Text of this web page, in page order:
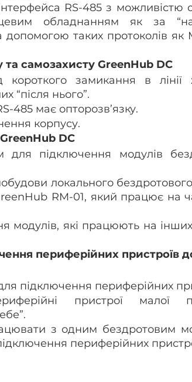
RS-485 з можливістю
обладнанням як за
допомогою таких протоколів як
самозахисту GreenHub DC
короткого замикання в лінії
“після нього”.
485 має опторозв’язку.
корпусу.
DC
для підключення модулів
локального
RM-01, який працює на
модулів, які працюють на інших
периферійних пристроїв
підключення периферійних
пристрої малої
з одним бездротовим
периферійних